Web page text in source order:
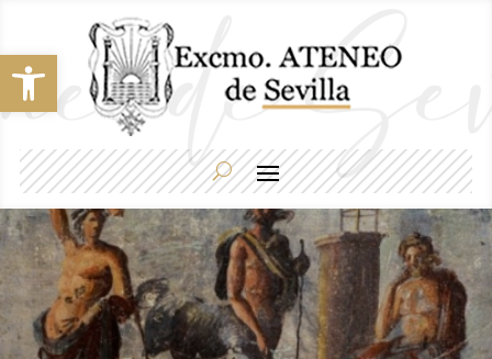
Abrir barra de herramientas